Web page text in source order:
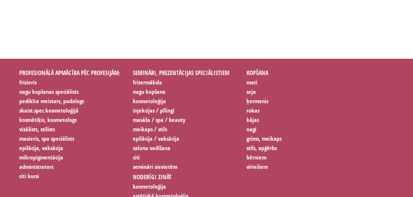
PROFESIONĀLĀ APMĀCĪBA PĒC PROFESIJĀM:
frizieris
nagu kopšanas speciālists
pedikīra meistars, podologs
skaist.spec.kosmetoloģijā
kosmētiķis, kosmetologs
vizāžists, stilists
masieris, spa speciālists
epilācija, vaksācija
mikropigmentācija
administrators
citi kursi
SEMINĀRI, PREZENTĀCIJAS SPECIĀLISTIEM
frizermāksla
nagu kopšana
kosmetoloģija
injekcijas / pīlingi
masāža / spa / beauty
meikaps / stils
epilācija / vaksācija
salonu vadīšana
citi
semināri sievietēm
KOPŠANA
mati
seja
ķermenis
rokas
kājas
nagi
grims, meikaps
stils, apģērbs
bērniem
vīriešiem
NODERĪGI ZINĀT
kosmetoloģija